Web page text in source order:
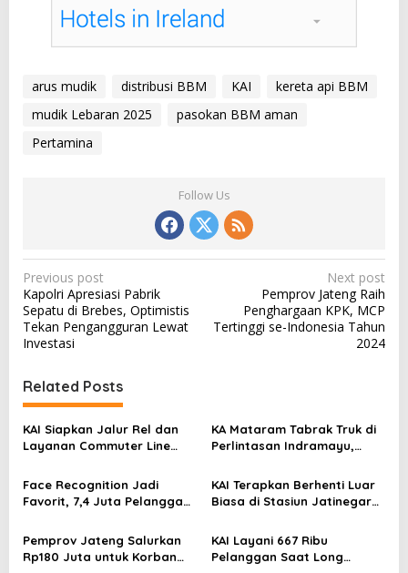
arus mudik distribusi BBM KAI
kereta api BBM
mudik Lebaran 2025
pasokan BBM aman
Pertamina
Follow Us
P
o
s
t
n
a
v
i
g
a
t
i
Previous post
Kapolri Apresiasi Pabrik
Sepatu di Brebes, Optimistis
Tekan Pengangguran Lewat
Investasi
Next post
Pemprov Jateng Raih
Penghargaan KPK, MCP
Tertinggi se-Indonesia Tahun
2024
Related Posts
KAI Siapkan Jalur Rel dan
Layanan Commuter Line
Industri Batang
KA Mataram Tabrak Truk di
Perlintasan Indramayu,
Perjalanan Terganggu
Face Recognition Jadi
Favorit, 7,4 Juta Pelanggan
Tanpa Cetak Tiket
KAI Terapkan Berhenti Luar
Biasa di Stasiun Jatinegara,
2025
Pemprov Jateng Salurkan
Rp180 Juta untuk Korban
KAI Layani 667 Ribu
Pelanggan Saat Long